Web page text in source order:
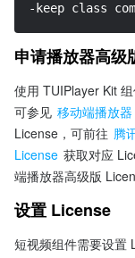
-keep class
申请播放器高
使用 TUIPlayer Kit
可参见 移动端播放
License，可前往 腾
License 获取对应
端播放器高级版
设置 License
短视频组件需要设置